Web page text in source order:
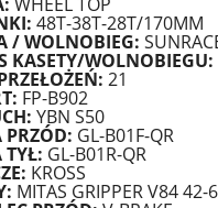
48T-38T-28T/170MM
/ WOLNOBIEG:
KASETY/WOLNOBIEGU:
21
FP-B902
YBN S50
PRZÓD: GL-B01F-QR
TYŁ: GL-B01R-QR
KROSS
MITAS GRIPPER V84 42-